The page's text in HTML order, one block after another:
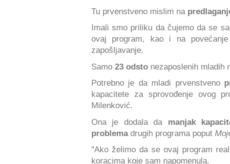
Tu prvenstveno mislim na
Imali smo priliku da čujemo da se
ovaj program, kao i na
zapošljavanje.
Samo 23 odsto nezaposlenih mladih
Potrebno je da mladi prvenstveno
kapacitete za sprovođenje ovog
Milenković.
Ona je dodala da manjak
problemadrugih programa poput
"Ako želimo da se ovaj program
koracima koje sam napomenula.